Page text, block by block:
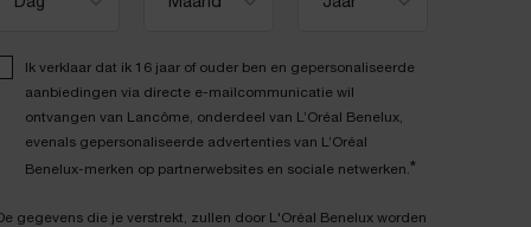
Ik verklaar dat ik 16 jaar of ouder ben en gepersonaliseerde
aanbiedingen via directe e-mailcommunicatie wil
ontvangen van Lancôme, onderdeel van L’Oréal Benelux,
evenals gepersonaliseerde advertenties van L’Oréal
Benelux-merken op partnerwebsites en sociale netwerken.*
gegevens die je verstrekt, zullen door L'Oréal Benelux worden